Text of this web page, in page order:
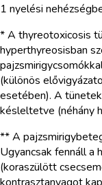
1 nyelési
* A thyreotoxicosis
hyperthyreosisban
(különös
esetében). A
késleltetve (néhány
** A
Ugyancsak fennáll a
(koraszülött
kontrasztanyagot